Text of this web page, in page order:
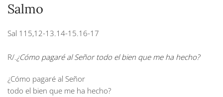
Salmo
Sal 115,12-13.14-15.16-17
R/.¿Cómo pagaré al Señor todo el bien que me ha hecho?
¿Cómo pagaré al Señor
todo el bien que me ha hecho?